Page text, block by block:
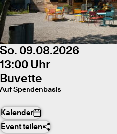
So. 09.08.2026
13:00 Uhr
Buvette
Auf Spendenbasis
Kalender
Event teilen